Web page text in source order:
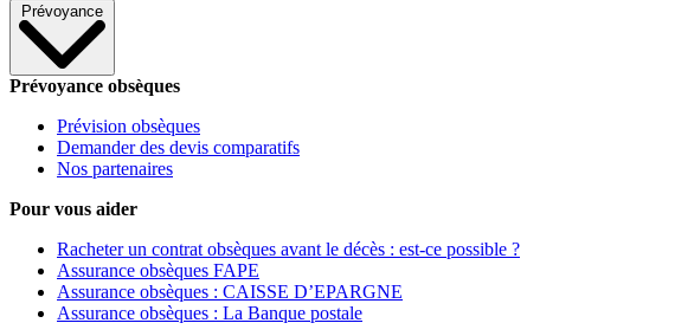
Prévoyance
Prévoyance obsèques
Prévision obsèques
Demander des devis comparatifs
Nos partenaires
Pour vous aider
Racheter un contrat obsèques avant le décès : est-ce possible ?
Assurance obsèques FAPE
Assurance obsèques : CAISSE D’EPARGNE
Assurance obsèques : La Banque postale